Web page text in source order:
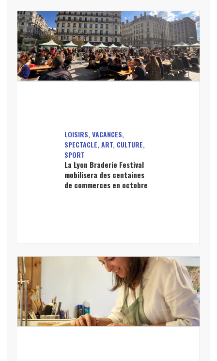
LOISIRS, VACANCES,
SPECTACLE, ART, CULTURE,
SPORT
La Lyon Braderie Festival
mobilisera des centaines
de commerces en octobre